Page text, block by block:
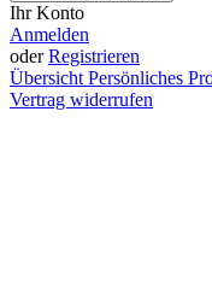
Ihr Konto
Anmelden
oderRegistrieren
Übersicht Persönliches
Vertrag widerrufen